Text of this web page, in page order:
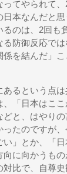
てやられて
本なんだと
のは、2回も
防御反応では
を結んだ」こ
るという点は
「日本はここ
どと、はやりの
たのですが
」とか、「
に向かうも
対比で、自尊